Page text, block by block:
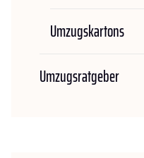
Umzugskartons
Umzugsratgeber